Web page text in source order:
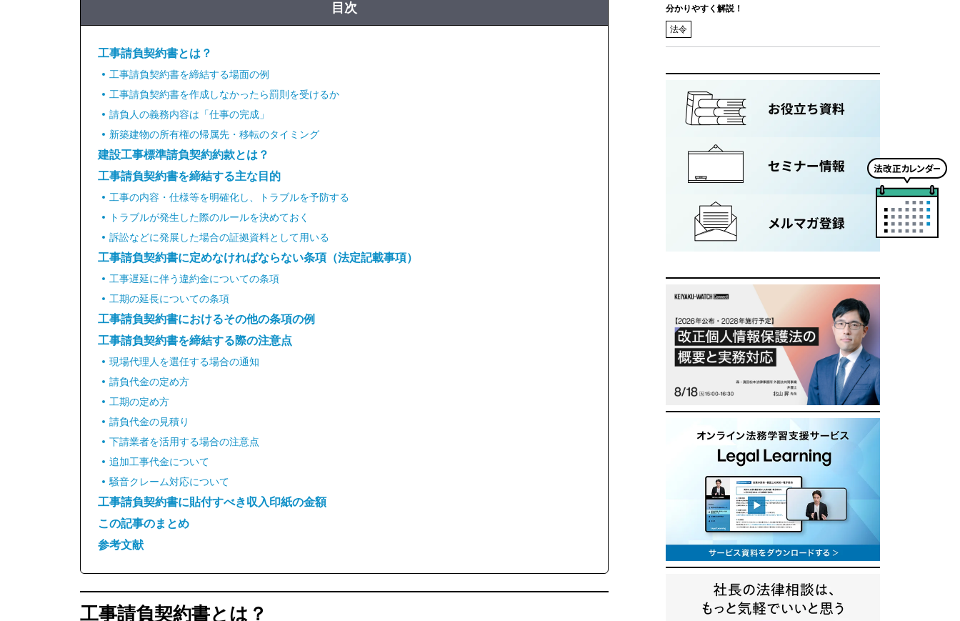
目次
工事請負契約書とは？
工事請負契約書を締結する場面の例
工事請負契約書を作成しなかったら罰則を受けるか
請負人の義務内容は「仕事の完成」
新築建物の所有権の帰属先・移転のタイミング
建設工事標準請負契約約款とは？
工事請負契約書を締結する主な目的
工事の内容・仕様等を明確化し、トラブルを予防する
トラブルが発生した際のルールを決めておく
訴訟などに発展した場合の証拠資料として用いる
工事請負契約書に定めなければならない条項（法定記載事項）
工事遅延に伴う違約金についての条項
工期の延長についての条項
工事請負契約書におけるその他の条項の例
工事請負契約書を締結する際の注意点
現場代理人を選任する場合の通知
請負代金の定め方
工期の定め方
請負代金の見積り
下請業者を活用する場合の注意点
追加工事代金について
騒音クレーム対応について
工事請負契約書に貼付すべき収入印紙の金額
この記事のまとめ
参考文献
工事請負契約書とは？
分かりやすく解説！
法令
法
改
ダ
ー
は
ち
ら